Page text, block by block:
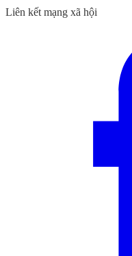
Liên kết mạng xã hội